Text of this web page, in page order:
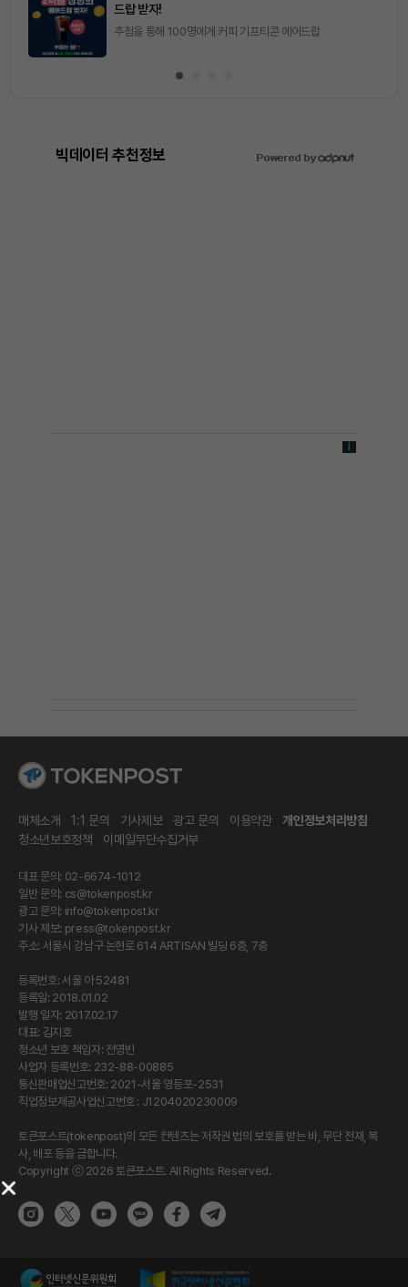
드랍 받자!
추첨을 통해 100명에게 커피 기프티콘 에어드랍
빅데이터 추천정보
매체소개 1:1 문의 기사제보 광고 문의 이용약관
개인정보처리방침
청소년보호정책
이메일무단수집거부
대표 문의: 02-6674-1012
일반 문의: cs@tokenpost.kr
광고 문의: info@tokenpost.kr
기사 제보: press@tokenpost.kr
주소: 서울시 강남구 논현로 614 ARTISAN 빌딩 6층, 7층
등록번호: 서울 아 52481
등록일: 2018.01.02
발행 일자: 2017.02.17
대표: 김지호
청소년 보호 책임자: 전영빈
사업자 등록번호: 232-88-00885
통신판매업신고번호: 2021-서울 영등포-2531
직업정보제공사업신고번호 : J1204020230009
토큰포스트(tokenpost)의 모든 컨텐츠는 저작권 법의 보호를 받는 바, 무단 전재, 복
사, 배포 등을 금합니다.
Copyright ⓒ 2026 토큰포스트. All Rights Reserved.